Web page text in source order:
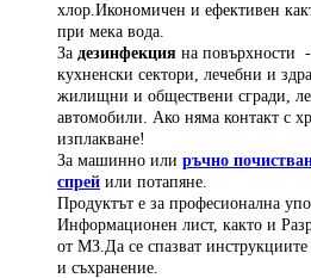
хлор.Икономичен и ефективен
при мека вода.
За дезинфекция на повърхности
кухненски сектори, лечебни и
жилищни и обществени сгради,
автомобили. Ако няма контакт с
изплакване!
За машинно или ръчно
спрей или потапяне.
Продуктът е за професионална
Информационен лист, както и
от МЗ.Да се спазват инструкциите
и съхранение.